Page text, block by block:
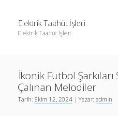
Elektrik Taahüt İşleri
Elektrik Taahüt İşleri
Liste
Sayfa Listesi
Instagram Gizli Story İzleme
İkonik Futbol
Çalınan Melodiler
Tarih: Ekim 12, 2024| Yazar:admin